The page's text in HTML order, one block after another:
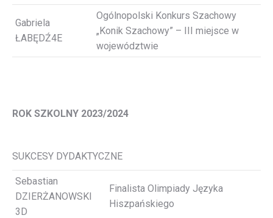
Gabriela
ŁABĘDŹ4E
Ogólnopolski Konkurs Szachowy
„Konik Szachowy” – III miejsce w
województwie
ROK SZKOLNY 2023/2024
SUKCESY DYDAKTYCZNE
Sebastian
DZIERŻANOWSKI
3D
Finalista Olimpiady Języka
Hiszpańskiego